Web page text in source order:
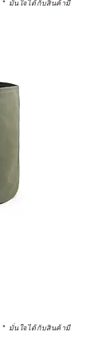
* มั่นใจได้กับสินค้ามี
* มั่นใจได้กับสินค้ามี